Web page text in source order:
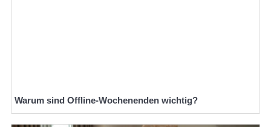
Warum sind Offline-Wochenenden wichtig?